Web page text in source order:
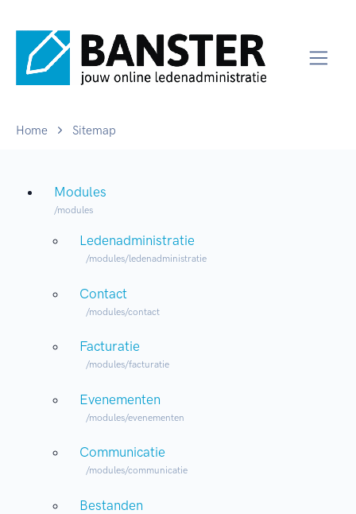
Home Sitemap
Modules
/modules
Ledenadministratie
/modules/ledenadministratie
Contact
/modules/contact
Facturatie
/modules/facturatie
Evenementen
/modules/evenementen
Communicatie
/modules/communicatie
Bestanden